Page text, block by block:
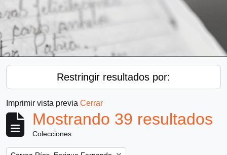
Restringir resultados por:
Imprimir vista previa Cerrar
Mostrando 39 resultados
Colecciones